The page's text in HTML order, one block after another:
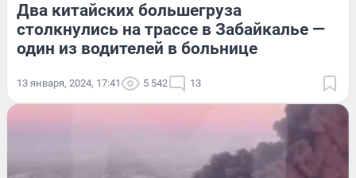
Два китайских большегруза
столкнулись на трассе в Забайкалье —
один из водителей в больнице
13 января, 2024, 17:41 5 542 13